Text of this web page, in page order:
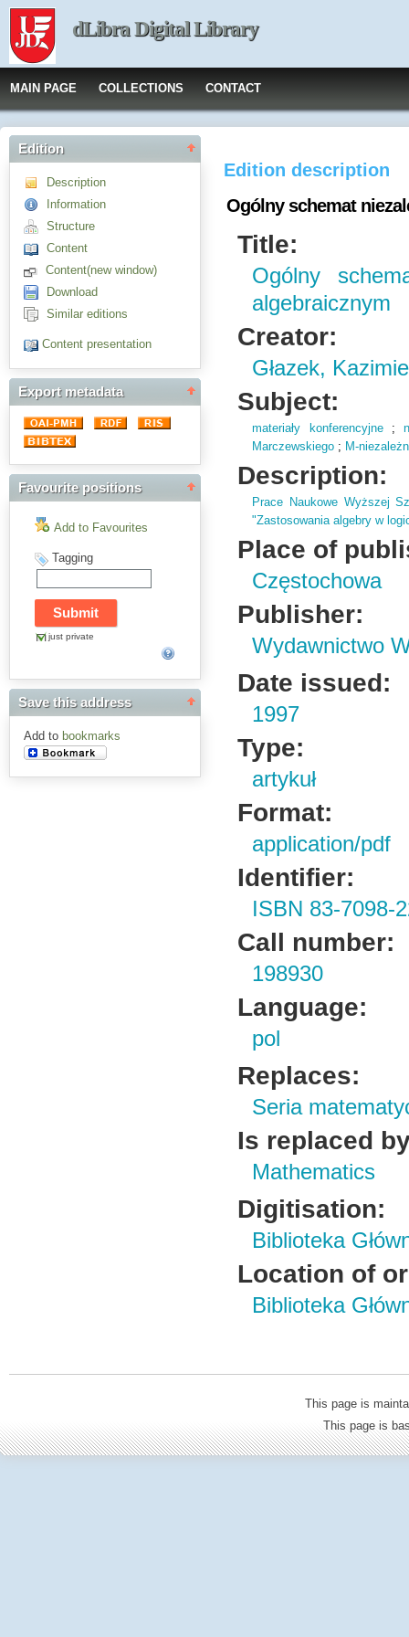
dLibra Digital Library
MAIN PAGE COLLECTIONS CONTACT
Edition
Description
Information
Structure
Content
Content(new window)
Download
Similar editions
Content presentation
Export metadata
Favourite positions
Add to Favourites
Tagging
just private
Save this address
Add to bookmarks
Edition description
Ogólny schemat
Title:
Ogólny
algebraicznym
Creator:
Głazek,
Subject:
materiały konferencyjne;
Marczewskiego ; M-
Description:
Prace Naukowe Wyższej
"Zastosowania algebry w
Place of
Częstochowa
Publisher:
Wydawnictwo
Date issued:
1997
Type:
artykuł
Format:
application/pdf
Identifier:
ISBN 83-7098-
Call number:
198930
Language:
pol
Replaces:
Seria
Is replaced
Mathematics
Digitisation:
Biblioteka
Location of
Biblioteka
This page is
This page is